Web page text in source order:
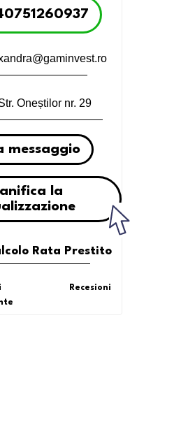
Oneștilor nr. 29
messaggio
la
Rata Prestito
Recesioni